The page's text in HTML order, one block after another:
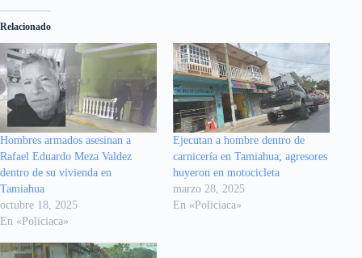
Relacionado
Hombres armados asesinan a
Rafael Eduardo Meza Valdez
dentro de su vivienda en
Tamiahua
octubre 18, 2025
En «Policiaca»
Ejecutan a hombre dentro de
carnicería en Tamiahua; agresores
huyeron en motocicleta
marzo 28, 2025
En «Policiaca»